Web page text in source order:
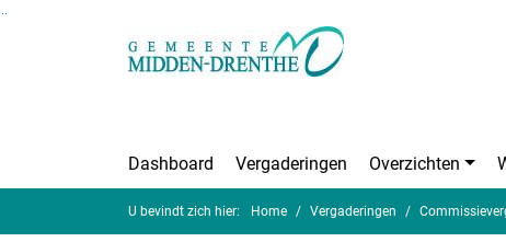
Dashboard Vergaderingen Overzichten
U bevindt zich hier: Home Vergaderingen